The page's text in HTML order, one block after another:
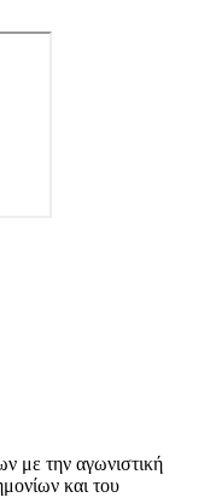
με την αγωνιστική
και του